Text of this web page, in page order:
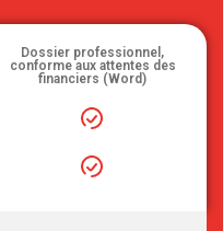
Dossier professionnel,
conforme aux attentes des
financiers (Word)